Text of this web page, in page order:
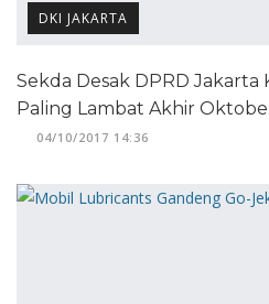
DKI JAKARTA
Sekda Desak DPRD Jakarta
Paling Lambat Akhir
04/10/2017 14:36